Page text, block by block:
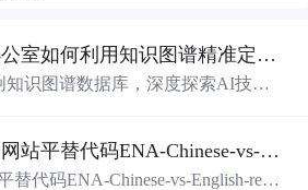
高校技术转移办公室如何利用知识图谱精准定位产业需求与技术适配点？.docx
知识图谱数据库，深度探索AI技术
决方案，推动科技创新与产业创新
替代码ENA-Chinese-vs-English-reproducible.zip
替代码ENA-Chinese-vs-English-repro